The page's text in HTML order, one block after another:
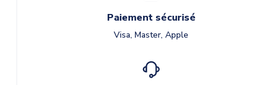
Paiement sécurisé
Visa, Master, Apple